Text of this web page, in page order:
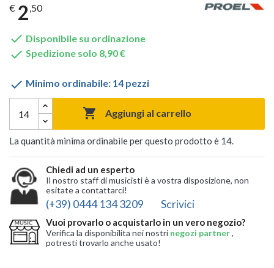
€ 2,50
 Disponibile su ordinazione
 Spedizione solo 8,90 €
 Minimo ordinabile: 14 pezzi
 Aggiungi al carrello
La quantità minima ordinabile per questo prodotto è 14.
Chiedi ad un esperto
Il nostro staff di musicisti è a vostra disposizione, non
esitate a contattarci!
(+39) 0444 134 3209 Scrivici
Vuoi provarlo o acquistarlo in un vero negozio?
Verifica la disponibilita nei nostri negozi partner,
potresti trovarlo anche usato!